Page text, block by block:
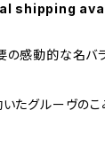
shipping
の感動的な名バ
たグルーヴの